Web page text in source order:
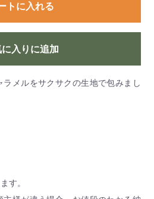
トに入れる
に入りに追加
メルをサクサクの生地で包みまし
す。